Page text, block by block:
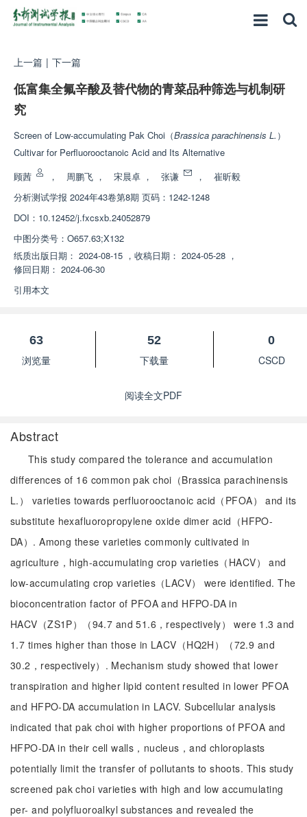
上一篇 | 下一篇
低富集全氟辛酸及替代物的青菜品种筛选与机制研
究
Screen of Low-accumulating Pak Choi（Brassica parachinensis L. ）
Cultivar for Perfluorooctanoic Acid and Its Alternative
顾茜
， 周鹏飞 ， 宋晨卓 ， 张谦 ，
崔昕毅
分析测试学报 2024年43卷第8期 页码：1242-1248
DOI： 10.12452/j.fxcsxb.24052879
中图分类号： O657.63;X132
纸质出版日期： 2024-08-15 ， 收稿日期： 2024-05-28 ，
修回日期： 2024-06-30
引用本文
63
浏览量
52
下载量
0
CSCD
阅读全文PDF
Abstract
This study compared the tolerance and accumulation
differences of 16 common pak choi（Brassica parachinensis
L.） varieties towards perfluorooctanoic acid（PFOA） and its
substitute hexafluoropropylene oxide dimer acid（HFPO-
DA）. Among these varieties commonly cultivated in
agriculture，high-accumulating crop varieties（HACV） and
low-accumulating crop varieties（LACV） were identified. The
bioconcentration factor of PFOA and HFPO-DA in
HACV（ZS1P）（94.7 and 51.6，respectively） were 1.3 and
1.7 times higher than those in LACV（HQ2H）（72.9 and
30.2，respectively）. Mechanism study showed that lower
transpiration and higher lipid content resulted in lower PFOA
and HFPO-DA accumulation in LACV. Subcellular analysis
indicated that pak choi with higher proportions of PFOA and
HFPO-DA in their cell walls，nucleus，and chloroplasts
potentially limit the transfer of pollutants to shoots. This study
screened pak choi varieties with high and low accumulating
per- and polyfluoroalkyl substances and revealed the